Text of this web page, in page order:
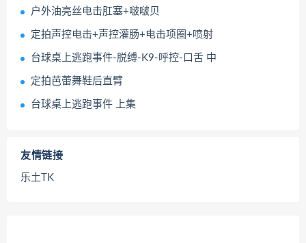
户外油亮丝电击肛塞+啵啵贝
定拍声控电击+声控灌肠+电击项圈+喷射
台球桌上逃跑事件-脱缚-K9-呼控-口舌 中
定拍芭蕾舞鞋后直臂
台球桌上逃跑事件 上集
友情链接
乐土TK